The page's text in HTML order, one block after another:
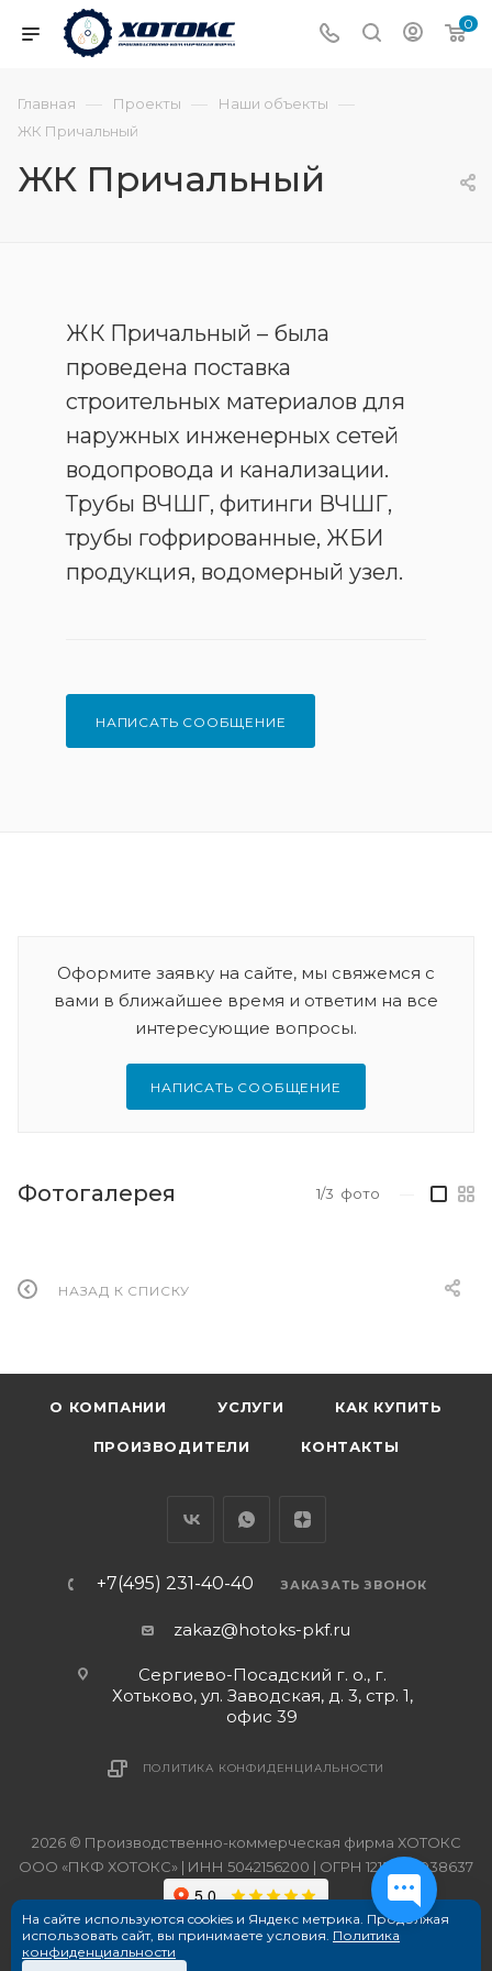
0
Главная — Проекты — Наши объекты —
ЖК Причальный
ЖК Причальный
ЖК Причальный – была
проведена поставка
строительных материалов для
наружных инженерных сетей
водопровода и канализации.
Трубы ВЧШГ, фитинги ВЧШГ,
трубы гофрированные, ЖБИ
продукция, водомерный узел.
НАПИСАТЬ СООБЩЕНИЕ
Оформите заявку на сайте, мы свяжемся с
вами в ближайшее время и ответим на все
интересующие вопросы.
НАПИСАТЬ СООБЩЕНИЕ
Фотогалерея 1/3 фото
НАЗАД К СПИСКУ
О КОМПАНИИ УСЛУГИ КАК КУПИТЬ
ПРОИЗВОДИТЕЛИ КОНТАКТЫ
+7(495) 231-40-40 ЗАКАЗАТЬ ЗВОНОК
zakaz@hotoks-pkf.ru
Сергиево-Посадский г. о., г.
Хотьково, ул. Заводская, д. 3, стр. 1,
офис 39
ПОЛИТИКА КОНФИДЕНЦИАЛЬНОСТИ
2026 © Производственно-коммерческая фирма ХОТОКС
ООО «ПКФ ХОТОКС» | ИНН 5042156200 | ОГРН 1215000038637
На сайте используются cookies и Яндекс метрика. Продолжая
использовать сайт, вы принимаете условия. Политика
конфиденциальности